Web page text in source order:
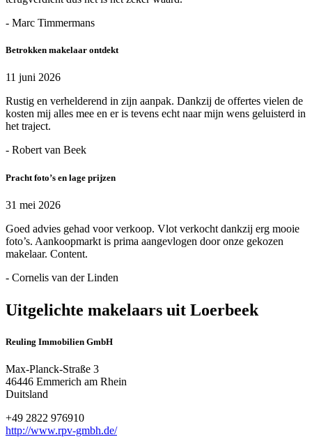
- Marc Timmermans
Betrokken makelaar ontdekt
11 juni 2026
Rustig en verhelderend in zijn aanpak. Dankzij de offertes vielen de
kosten mij alles mee en er is tevens echt naar mijn wens geluisterd in
het traject.
- Robert van Beek
Pracht foto’s en lage prijzen
31 mei 2026
Goed advies gehad voor verkoop. Vlot verkocht dankzij erg mooie
foto’s. Aankoopmarkt is prima aangevlogen door onze gekozen
makelaar. Content.
- Cornelis van der Linden
Uitgelichte makelaars uit Loerbeek
Reuling Immobilien GmbH
Max-Planck-Straße 3
46446 Emmerich am Rhein
Duitsland
+49 2822 976910
http://www.rpv-gmbh.de/